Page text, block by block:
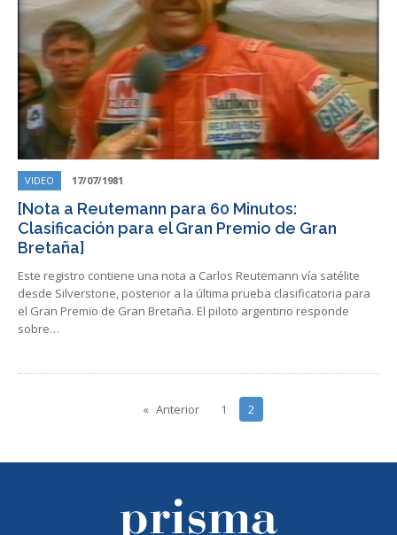
VIDEO 17/07/1981
[Nota a Reutemann para 60 Minutos:
Clasificación para el Gran Premio de Gran
Bretaña]
Este registro contiene una nota a Carlos Reutemann vía satélite
desde Silverstone, posterior a la última prueba clasificatoria para
el Gran Premio de Gran Bretaña. El piloto argentino responde
sobre…
Anterior 1 2